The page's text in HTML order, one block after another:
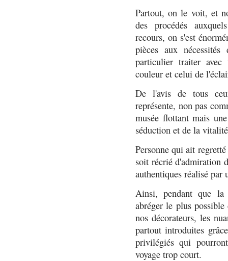
Partout, on le voit, et
des procédés
recours, on s'est
pièces aux
particulier traiter
couleur et celui de
De l'avis de tous
représente, non pas
musée flottant mais
séduction et de la
Personne qui ait
soit récrié d'admiration
authentiques réalisé par
Ainsi, pendant que la
abréger le plus
nos décorateurs, les
partout introduites
privilégiés qui
voyage trop court.